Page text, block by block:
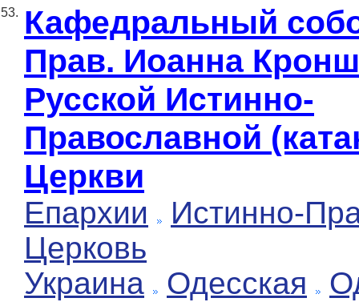
53. Кафедральный
Прав. Иоанна
Русской Истинно-
Православной
Церкви
Епархии
Истинно-
Церковь
Украина
Одесская